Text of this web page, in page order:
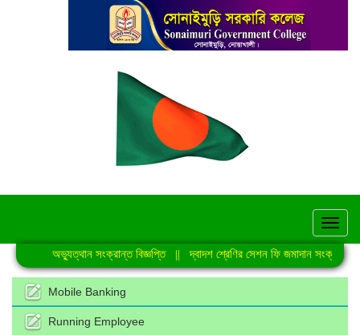
জুলাই গণঅভ্যুত্থান সংক্রান্ত বিজ্ঞপ্তি|| দ্বাদশ শ্রেণির সেশন ফি জমাদান সংক্রান্ত
Mobile Banking
Running Employee